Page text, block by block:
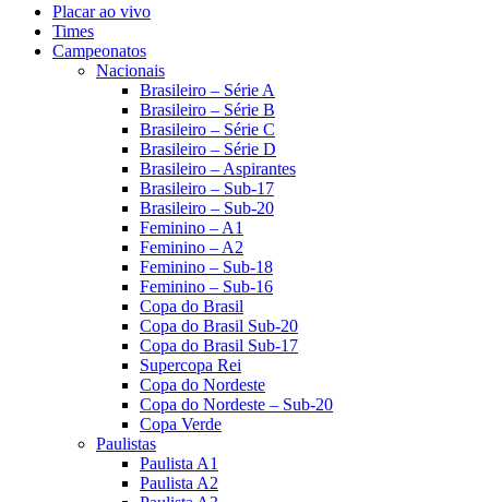
Placar ao vivo
Times
Campeonatos
Nacionais
Brasileiro – Série A
Brasileiro – Série B
Brasileiro – Série C
Brasileiro – Série D
Brasileiro – Aspirantes
Brasileiro – Sub-17
Brasileiro – Sub-20
Feminino – A1
Feminino – A2
Feminino – Sub-18
Feminino – Sub-16
Copa do Brasil
Copa do Brasil Sub-20
Copa do Brasil Sub-17
Supercopa Rei
Copa do Nordeste
Copa do Nordeste – Sub-20
Copa Verde
Paulistas
Paulista A1
Paulista A2